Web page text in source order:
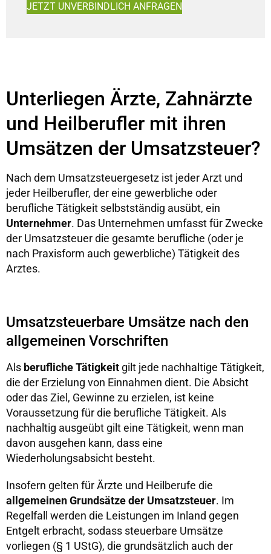
JETZT UNVERBINDLICH ANFRAGEN
Unterliegen Ärzte, Zahnärzte
und Heilberufler mit ihren
Umsätzen der Umsatzsteuer?
Nach dem Umsatzsteuergesetz ist jeder Arzt und
jeder Heilberufler, der eine gewerbliche oder
berufliche Tätigkeit selbstständig ausübt, ein
Unternehmer. Das Unternehmen umfasst für Zwecke
der Umsatzsteuer die gesamte berufliche (oder je
nach Praxisform auch gewerbliche) Tätigkeit des
Arztes.
Umsatzsteuerbare Umsätze nach den
allgemeinen Vorschriften
Als berufliche Tätigkeit gilt jede nachhaltige Tätigkeit,
die der Erzielung von Einnahmen dient. Die Absicht
oder das Ziel, Gewinne zu erzielen, ist keine
Voraussetzung für die berufliche Tätigkeit. Als
nachhaltig ausgeübt gilt eine Tätigkeit, wenn man
davon ausgehen kann, dass eine
Wiederholungsabsicht besteht.
Insofern gelten für Ärzte und Heilberufe die
allgemeinen Grundsätze der Umsatzsteuer. Im
Regelfall werden die Leistungen im Inland gegen
Entgelt erbracht, sodass steuerbare Umsätze
vorliegen (§ 1 UStG), die grundsätzlich auch der